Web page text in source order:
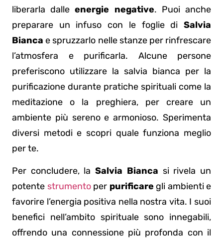
liberarla dalleenergie negative. Puoi anche
preparare un infuso con le foglie di Salvia
Bianca e spruzzarlo nelle stanze per rinfrescare
l’atmosfera e purificarla. Alcune persone
preferiscono utilizzare la salvia bianca per la
purificazione durante pratiche spirituali come la
meditazione o la preghiera, per creare un
ambiente più sereno e armonioso. Sperimenta
diversi metodi e scopri quale funziona meglio
per te.
Per concludere, laSalvia Bianca si rivela un
potente strumentoper purificare gli ambienti e
favorire l’energia positiva nella nostra vita. I suoi
benefici nell’ambito spirituale sono innegabili,
offrendo una connessione più profonda con il